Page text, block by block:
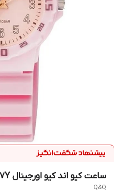
ساعت کیو اند کیو اورجینال VR19J017Y
Q&Q